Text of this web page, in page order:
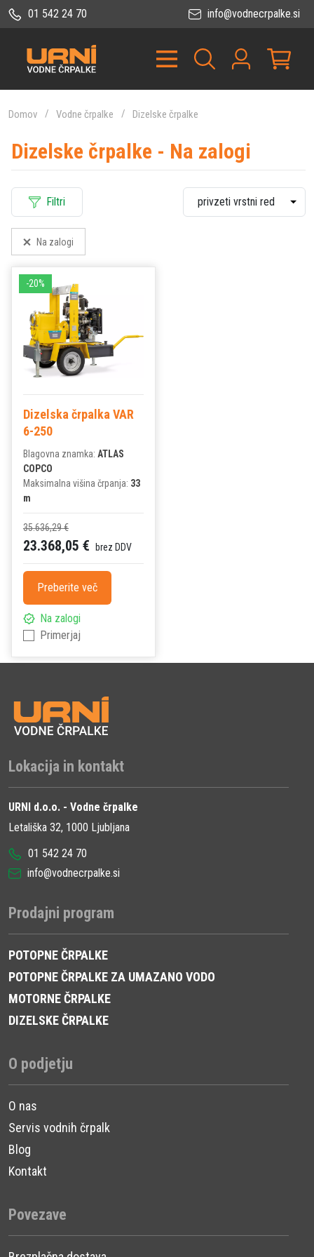
01 542 24 70 info@vodnecrpalke.si
Domov Vodne črpalke Dizelske črpalke
Dizelske črpalke - Na zalogi
Filtri
Na zalogi
Dizelska črpalka VAR
6-250
Blagovna znamka: ATLAS
COPCO
Maksimalna višina črpanja: 33
m
35.636,29 €
23.368,05 € brez DDV
Preberite več
Na zalogi
Primerjaj
-20%
Lokacija in kontakt
URNI d.o.o. - Vodne črpalke
Letališka 32, 1000 Ljubljana
01 542 24 70
info@vodnecrpalke.si
Prodajni program
POTOPNE ČRPALKE
POTOPNE ČRPALKE ZA UMAZANO VODO
MOTORNE ČRPALKE
DIZELSKE ČRPALKE
O podjetju
O nas
Servis vodnih črpalk
Blog
Kontakt
Povezave